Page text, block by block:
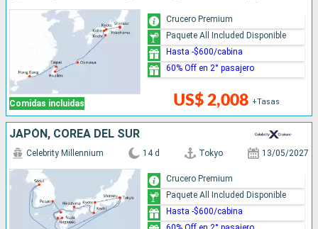
Comidas incluidas US$ 2,008 +Tasas
Crucero Premium
Paquete All Included Disponible
Hasta -$600/cabina
60% Off en 2° pasajero
JAPÓN, COREA DEL SUR
Celebrity Millennium 14 d Tokyo 13/05/2027
Crucero Premium
Paquete All Included Disponible
Hasta -$600/cabina